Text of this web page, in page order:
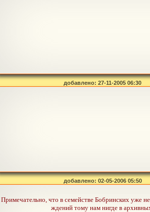
добавлено: 27-11-2005 06:30
добавлено: 02-05-2006 05:50
Примечательно, что в семействе Бобринских уже
ждений тому нам нигде в